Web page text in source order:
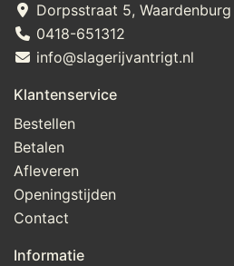
Dorpsstraat 5, Waardenburg
0418-651312
info@slagerijvantrigt.nl
Klantenservice
Bestellen
Betalen
Afleveren
Openingstijden
Contact
Informatie